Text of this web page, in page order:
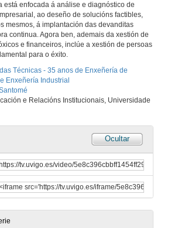
está enfocada á análise e diagnóstico de
ao deseño de solucións factibles,
mesmos, á implantación das devanditas
continua. Agora ben, ademais da xestión de
e financeiros, inclúe a xestión de persoas
para o éxito.
Técnicas - 35 anos de Enxeñería de
Enxeñería Industrial
e Relacións Institucionais, Universidade
Ocultar